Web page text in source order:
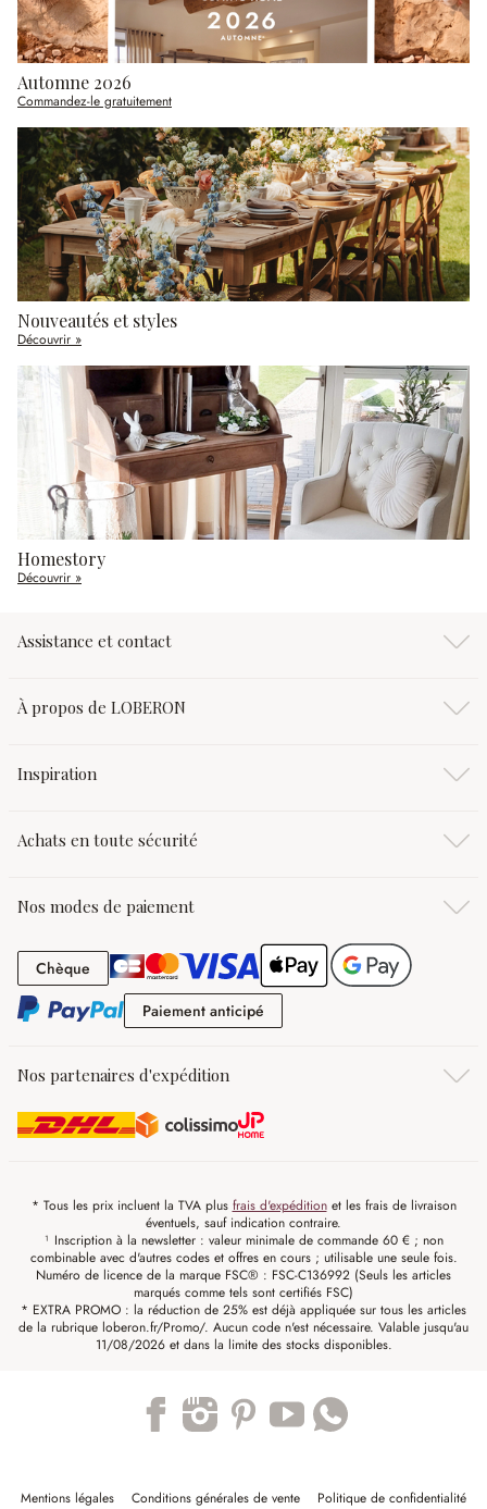
Automne 2026
Commandez-le gratuitement
Nouveautés et styles
Découvrir »
Homestory
Découvrir »
Assistance et contact
À propos de LOBERON
Inspiration
Achats en toute sécurité
Nos modes de paiement
Chèque Chèque
Paiement anticipé
Nos partenaires d'expédition
* Tous les prix incluent la TVA plus frais d'expéditionet les frais de livraison
éventuels, sauf indication contraire.
¹ Inscription à la newsletter : valeur minimale de commande 60 € ; non
combinable avec d'autres codes et offres en cours ; utilisable une seule fois.
Numéro de licence de la marque FSC® : FSC-C136992 (Seuls les articles
marqués comme tels sont certifiés FSC)
* EXTRA PROMO : la réduction de 25% est déjà appliquée sur tous les articles
de la rubrique loberon.fr/Promo/. Aucun code n'est nécessaire. Valable jusqu'au
11/08/2026 et dans la limite des stocks disponibles.
Mentions légales Conditions générales de vente
Politique de confidentialité